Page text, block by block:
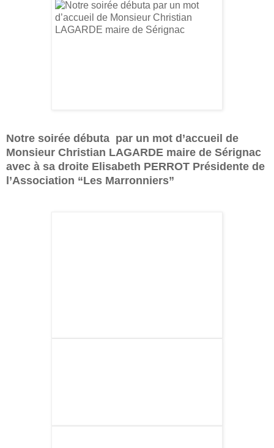
Notre soirée débuta par un mot d’accueil de
Monsieur Christian LAGARDE maire de Sérignac
avec à sa droite Elisabeth PERROT Présidente de
l’Association “Les Marronniers”